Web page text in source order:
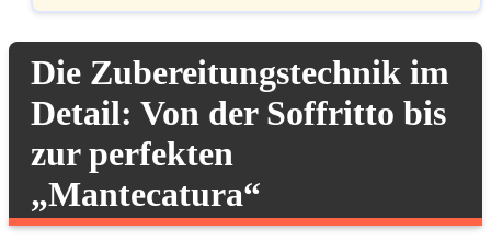
Die Zubereitungstechnik im
Detail: Von der Soffritto bis
zur perfekten
„Mantecatura“